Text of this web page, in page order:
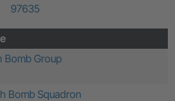
97635
Bomb Group
Bomb Squadron